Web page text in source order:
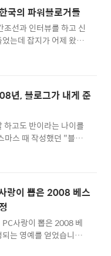
에 감사드리고요, 좋은
:) 선정기준 무작위로 추
소개된 글은 시간이 날
체하고 있습니다. 출처
을 허용합니다. 001 블
위한 안내서
4188 002 시작하는
7가지 이유
3524 004 푸틴의 눈
시작의 기술 http://blo..
국의 파워블로거들
선과 인터뷰를 하고 신
는데 잡지가 어제 왔어
인의 인터뷰가 4장에 거
즈 Lifelog의 라디오키즈
. 많은 이에게 인정받는
간 운영을 해온 전통의
로그 개설년도 순으로
년, 2007년입니다.
들에 비하면 그 역사와
다. 소중하고 값진 경험
의 김정우 기자님께 감
년, 블로그가 내게 준
하고도 반이라는 나이를
마스 때 작성했던 "블로
그가 내게 준 선물" 이
가득하던 그 시절의 모습
터를 해서 눈물을 줄줄
게 엊그제 같은데 벌써
지나버렸어요. 2008년
최고의 한해라고 감히
해 2008년 블로그를 통
랑이 뽑은 2008 베스
사랑이 뽑은 2008 베
는 영예를 얻었습니다.
스토리, 야후, 이글루